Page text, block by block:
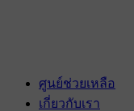
ศูนย์ช่วยเหลือ
เกี่ยวกับเรา